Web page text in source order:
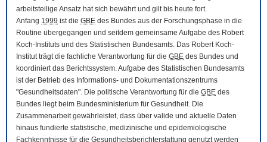
arbeitsteilige Ansatz hat sich bewährt und gilt bis heute fort.
Anfang 1999 ist die GBE des Bundes aus der Forschungsphase in die
Routine übergegangen und seitdem gemeinsame Aufgabe des Robert
Koch-Instituts und des Statistischen Bundesamts. Das Robert Koch-
Institut trägt die fachliche Verantwortung für die GBE des Bundes und
koordiniert das Berichtssystem. Aufgabe des Statistischen Bundesamts
ist der Betrieb des Informations- und Dokumentationszentrums
"Gesundheitsdaten". Die politische Verantwortung für die GBE des
Bundes liegt beim Bundesministerium für Gesundheit. Die
Zusammenarbeit gewährleistet, dass über valide und aktuelle Daten
hinaus fundierte statistische, medizinische und epidemiologische
Fachkenntnisse für die Gesundheitsberichterstattung genutzt werden